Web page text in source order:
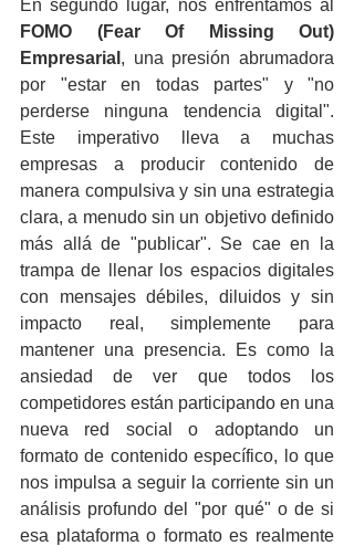
FOMO (Fear Of Missing Out)
Empresarial , una presión abrumadora
por "estar en todas partes" y "no
perderse ninguna tendencia digital".
Este imperativo lleva a muchas
empresas a producir contenido de
manera compulsiva y sin una estrategia
clara, a menudo sin un objetivo definido
más allá de "publicar". Se cae en la
trampa de llenar los espacios digitales
con mensajes débiles, diluidos y sin
impacto real, simplemente para
mantener una presencia. Es como la
ansiedad de ver que todos los
competidores están participando en una
nueva red social o adoptando un
formato de contenido específico, lo que
nos impulsa a seguir la corriente sin un
análisis profundo del "por qué" o de si
esa plataforma o formato es realmente